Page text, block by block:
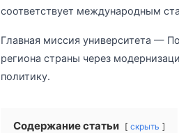
соответствует международным
Главная миссия университета —
региона страны через
политику.
Содержание статьи скрыть